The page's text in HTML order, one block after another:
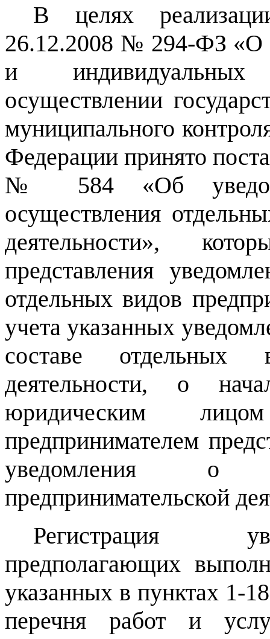
В целях
26.12.2008 № 294-ФЗ «О
и индивидуальных
осуществлении
муниципального
Федерации принято
№ 584 «Об
осуществления
деятельности»,
представления
отдельных видов
учета указанных
составе отдельных
деятельности, о
юридическим
предпринимателем
уведомления о
предпринимательской
Регистрация
предполагающих
указанных в пунктах 1-
перечня работ и